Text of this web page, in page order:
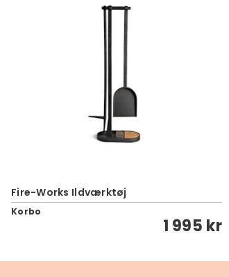
Fire-Works Ildværktøj
Korbo
1 995 kr